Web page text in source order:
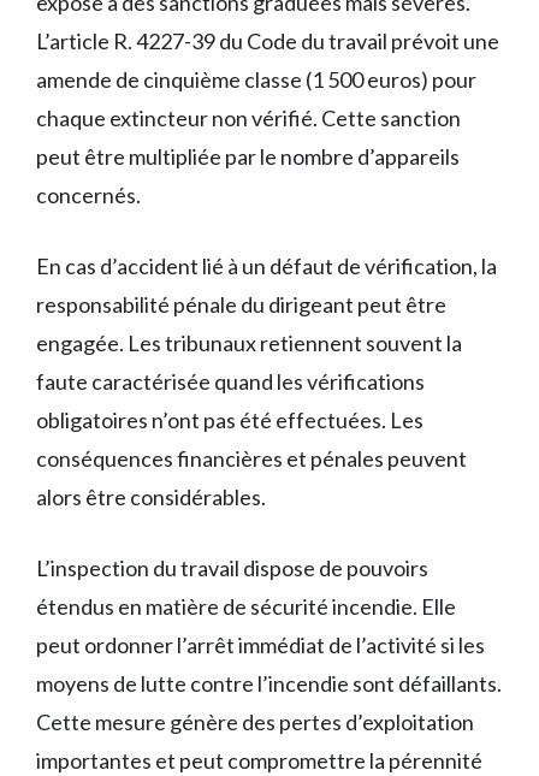
L’article R. 4227-39 du Code du travail prévoit une
amende de cinquième classe (1 500 euros) pour
chaque extincteur non vérifié. Cette sanction
peut être multipliée par le nombre d’appareils
concernés.
En cas d’accident lié à un défaut de vérification, la
responsabilité pénale du dirigeant peut être
engagée. Les tribunaux retiennent souvent la
faute caractérisée quand les vérifications
obligatoires n’ont pas été effectuées. Les
conséquences financières et pénales peuvent
alors être considérables.
L’inspection du travail dispose de pouvoirs
étendus en matière de sécurité incendie. Elle
peut ordonner l’arrêt immédiat de l’activité si les
moyens de lutte contre l’incendie sont défaillants.
Cette mesure génère des pertes d’exploitation
importantes et peut compromettre la pérennité